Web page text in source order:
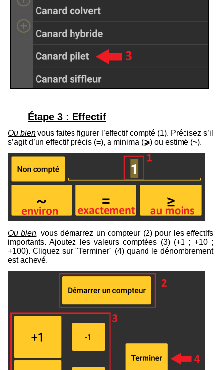
Étape 3 : Effectif
Ou bien vous faites figurer l’effectif compté (1). Précisez s’il
s’agit d’un effectif précis (=), a minima (⩾) ou estimé (~).
Ou bien, vous démarrez un compteur (2) pour les effectifs
importants. Ajoutez les valeurs comptées (3) (+1 ; +10 ;
+100). Cliquez sur "Terminer" (4) quand le dénombrement
est achevé.